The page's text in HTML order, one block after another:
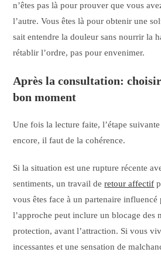
n’êtes pas là pour prouver que vous
l’autre. Vous êtes là pour obtenir une
sait entendre la douleur sans nourrir la
rétablir l’ordre, pas pour envenimer.
Après la consultation:
bon moment
Une fois la lecture faite, l’étape
encore, il faut de la cohérence.
Si la situation est une rupture récente
sentiments, un travail deretour affectif
vous êtes face à un partenaire influencé
l’approche peut inclure un blocage des
protection, avant l’attraction. Si vous
incessantes et une sensation de